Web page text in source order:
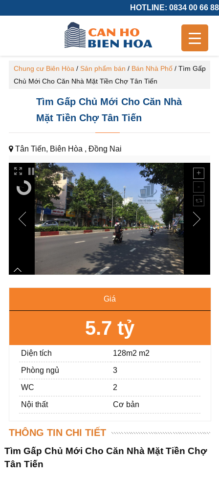
HOTLINE: 0834 00 66 88
Chung cư Biên Hòa / Sản phẩm bán / Bán Nhà Phố/ Tìm Gấp
Chủ Mới Cho Căn Nhà Mặt Tiền Chợ Tân Tiến
Tìm Gấp Chủ Mới Cho Căn Nhà
Mặt Tiền Chợ Tân Tiến
Tân Tiến, Biên Hòa , Đồng Nai
Giá
5.7 tỷ
Diện tích 128m2 m2
Phòng ngủ 3
WC 2
Nội thất Cơ bản
THÔNG TIN CHI TIẾT
Tìm Gấp Chủ Mới Cho Căn Nhà Mặt Tiền Chợ
Tân Tiến